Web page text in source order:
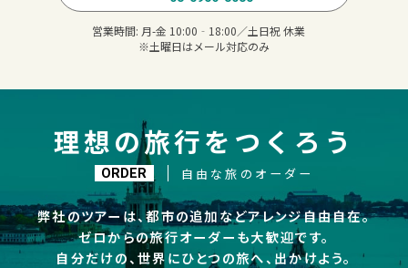
営業時間: 月-金 10:00‐18:00／土日祝 休業
※土曜日はメール対応のみ
理想の旅行をつくろう
ORDER 自由な旅のオーダー
弊社のツアーは、都市の追加などアレンジ自由自在。
ゼロからの旅行オーダーも大歓迎です。
自分だけの、世界にひとつの旅へ、出かけよう。